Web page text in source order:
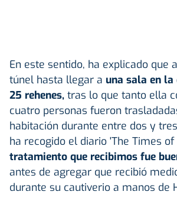
En este sentido, ha explicado que
túnel hasta llegar a una sala en
25 rehenes, tras lo que tanto ella
cuatro personas fueron
habitación durante entre dos y
ha recogido el diario 'The Times of
tratamiento que recibimos fue
antes de agregar que recibió
durante su cautiverio a manos de